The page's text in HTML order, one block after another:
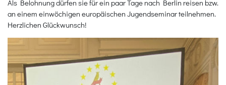
Als Belohnung dürfen sie für ein paar Tage nach Berlin reisen bzw.
an einem einwöchigen europäischen Jugendseminar teilnehmen.
Herzlichen Glückwunsch!